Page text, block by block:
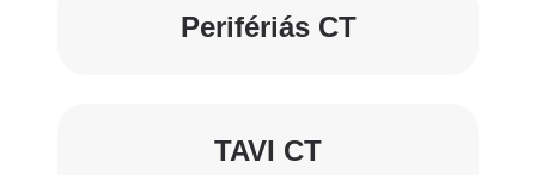
Perifériás CT
TAVI CT